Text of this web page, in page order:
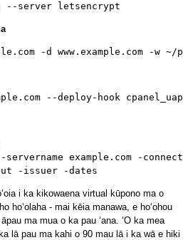
example.com -
i ka kikowaena virtual kūpono ma o
hoʻolaha - mai kēia manawa, e hoʻohou
ma mua o ka pau ʻana. ʻO ka mea
lā pau ma kahi o 90 mau lā i ka wā e hiki